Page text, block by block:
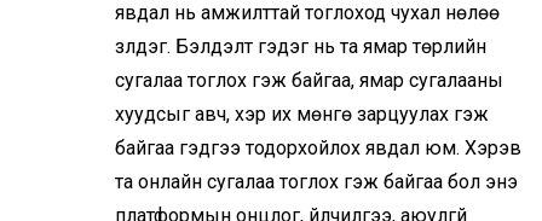
явдал нь амжилттай тоглоход чухал нөлөө
үзүүлдэг. Бэлдэлт гэдэг нь та ямар төрлийн
сугалаа тоглох гэж байгаа, ямар сугалааны
хуудсыг авч, хэр их мөнгө зарцуулах гэж
байгаа гэдгээ тодорхойлох явдал юм. Хэрэв
та онлайн сугалаа тоглох гэж байгаа бол энэ
платформын онцлог, үйлчилгээ, аюулгүй